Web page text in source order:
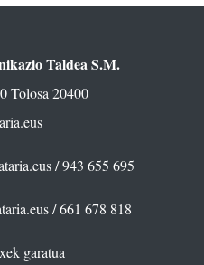
Taldea S.M.
Tolosa 20400
/ 943 655 695
/ 661 678 818
garatua